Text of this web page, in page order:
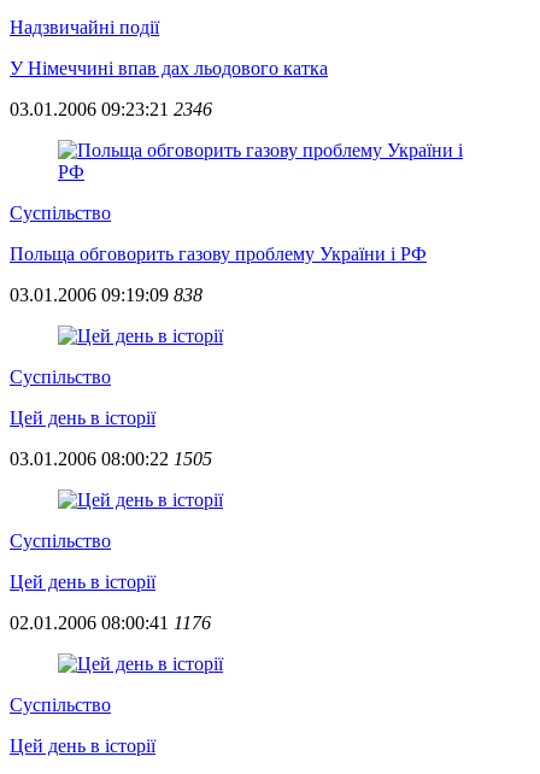
Надзвичайні події
У Німеччині впав дах льодового катка
03.01.2006 09:23:21 2346
Суспiльство
Польща обговорить газову проблему України і РФ
03.01.2006 09:19:09 838
Суспiльство
Цей день в історії
03.01.2006 08:00:22 1505
Суспiльство
Цей день в історії
02.01.2006 08:00:41 1176
Суспiльство
Цей день в історії